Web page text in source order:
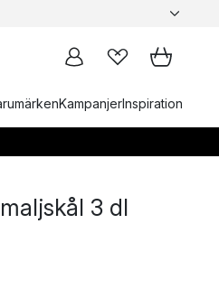
KampanjerInspiration
3 dl